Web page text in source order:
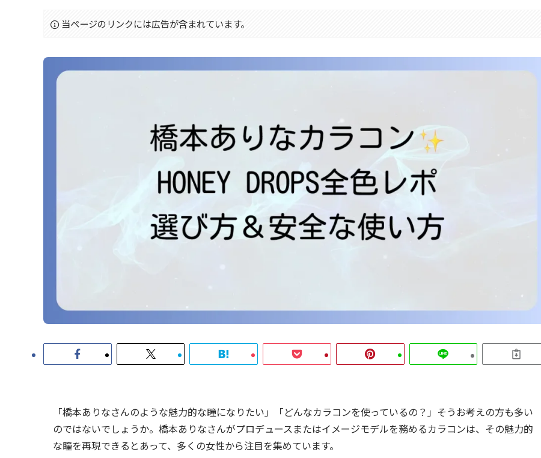
当ページのリンクには広告が含まれています。
「橋本ありなさんのような魅力的な瞳になりたい」「どんなカラコンを使っているの？」そうお考えの方も多い
のではないでしょうか。橋本ありなさんがプロデュースまたはイメージモデルを務めるカラコンは、その魅力的
な瞳を再現できるとあって、多くの女性から注目を集めています。